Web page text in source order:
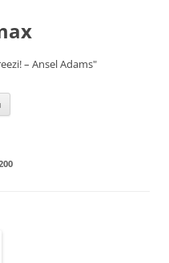
– Ansel Adams"